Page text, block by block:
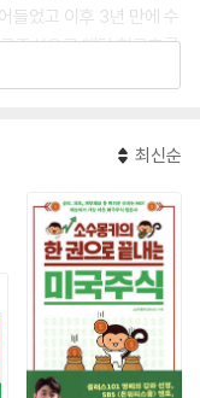
들었고 이후 3년 만에 수
주식으로 매달 현금흐름
에도 매달 월급만큼 수
들이 원하는 지식을 눈
도 했다.
채널 ‘소수몽키’를 만
소개하는 영상을 업로
튜버다. SBS <돈워리스
식을 주제로 출연한 이
도 했다.
외주식팀에서 VVIP자산
최신순